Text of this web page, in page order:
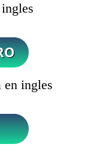
en ingles